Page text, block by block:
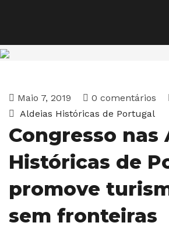
Maio 7, 2019 0 comentários
Aldeias Históricas de Portugal
Congresso nas
Históricas de
promove
sem fronteiras